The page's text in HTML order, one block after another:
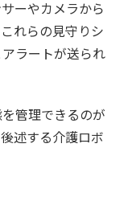
ーやカメラから
れらの見守りシ
ラートが送られ
管理できるのが
述する介護ロボ